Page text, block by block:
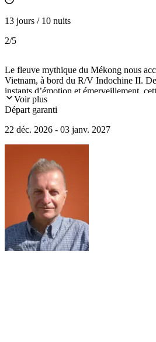
13 jours / 10 nuits
2/5
Le fleuve mythique du Mékong nous
Vietnam, à bord du R/V Indochine II. De
instants d’émotion et émerveillement,
sous le signe de la sérénité et de la beauté.
Voir plus
Départ garanti
22 déc. 2026 - 03 janv. 2027